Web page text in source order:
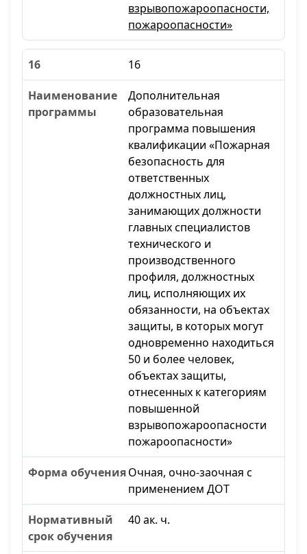
взрывопожароопасности,
пожароопасности»
16
Дополнительная
образовательная
программа повышения
квалификации «Пожарная
безопасность для
ответственных
должностных лиц,
занимающих должности
главных специалистов
технического и
производственного
профиля, должностных
лиц, исполняющих их
обязанности, на объектах
защиты, в которых могут
одновременно находиться
50 и более человек,
объектах защиты,
отнесенных к категориям
повышенной
взрывопожароопасности
пожароопасности»
Очная, очно-заочная с
применением ДОТ
40 ак. ч.